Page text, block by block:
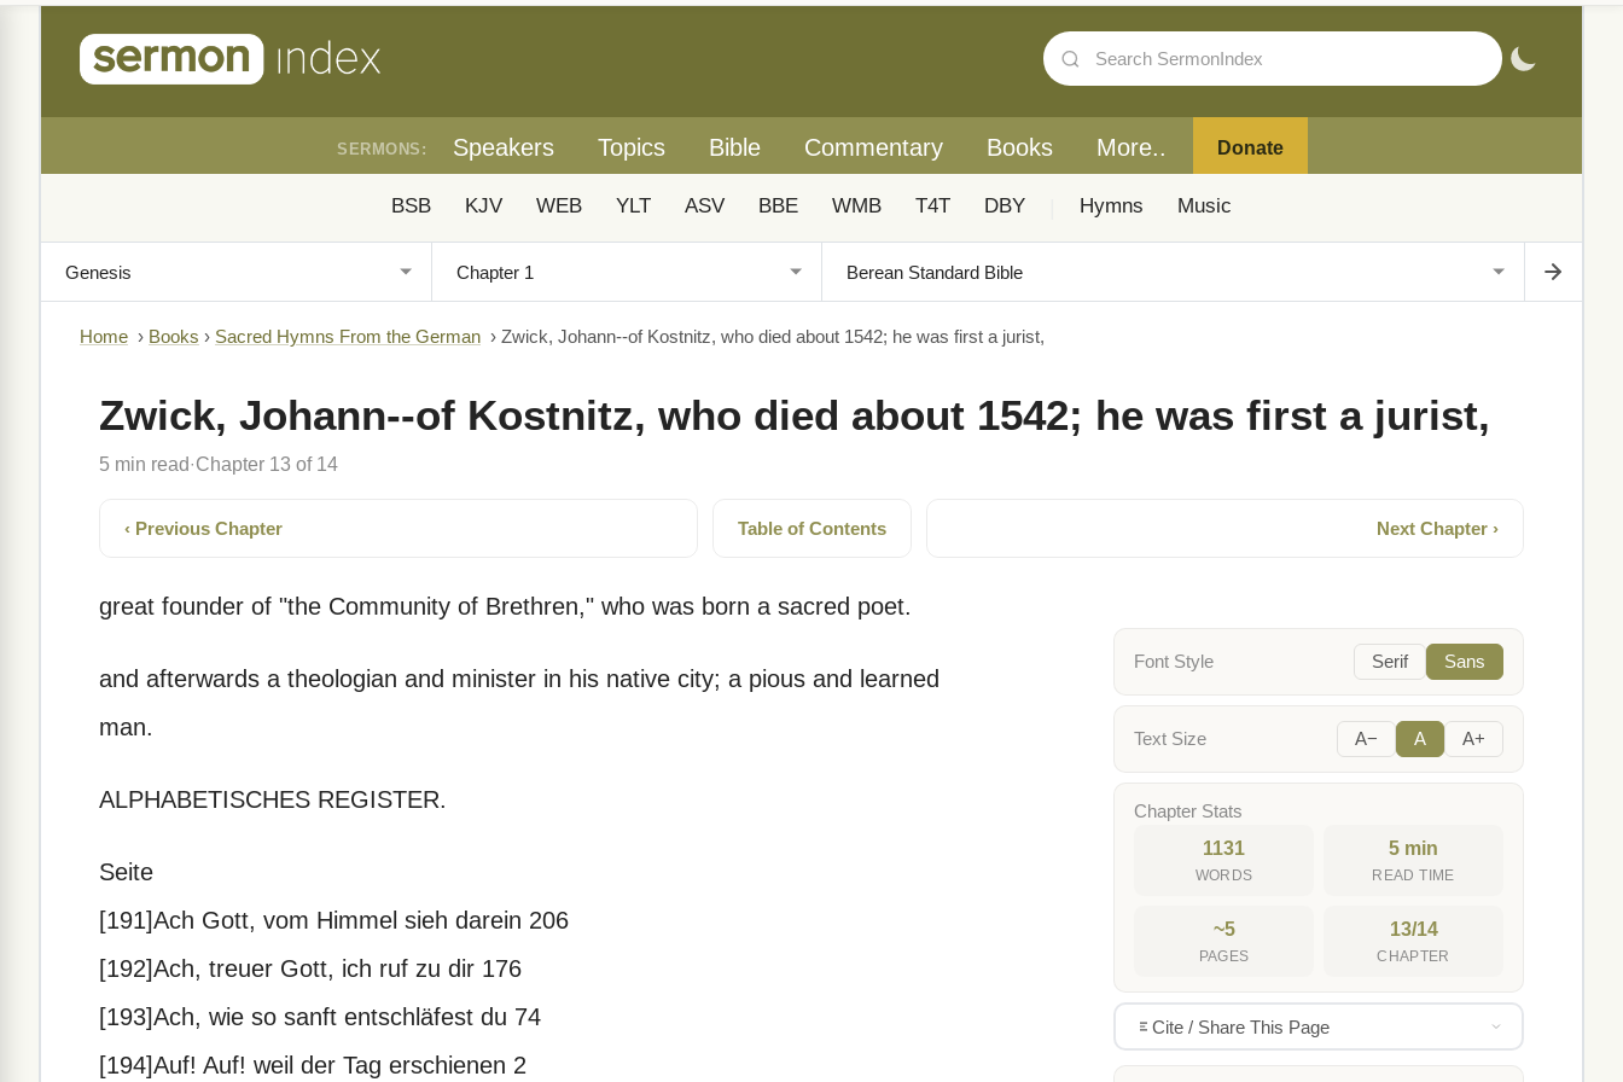
SERMONS: Speakers Topics Bible Commentary Books More.. Donate
BSB KJV WEB YLT ASV BBE WMB T4T DBY Hymns Music
Home › Books › Sacred Hymns From the German › Zwick, Johann--of Kostnitz, who died about 1542; he was first a jurist,
Zwick, Johann--of Kostnitz, who died about 1542; he was first a jurist,
5 min read· Chapter 13 of 14
‹ Previous Chapter Table of Contents Next Chapter ›
great founder of "the Community of Brethren," who was born a sacred poet.
and afterwards a theologian and minister in his native city; a pious and learned
man.
ALPHABETISCHES REGISTER.
Seite
[191]Ach Gott, vom Himmel sieh darein 206
[192]Ach, treuer Gott, ich ruf zu dir 176
[193]Ach, wie so sanft entschläfest du 74
[194]Auf! Auf! weil der Tag erschienen 2
Font Style Serif Sans
Text Size A− A A+
Chapter Stats
1131
WORDS
5 min
READ TIME
~5
PAGES
13/14
CHAPTER
Cite / Share This Page